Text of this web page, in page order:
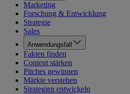
Marketing
Forschung & Entwicklung
Strategie
Sales
Anwendungsfall
Fakten finden
Content stärken
Pitches gewinnen
Märkte verstehen
Strategien entwickeln